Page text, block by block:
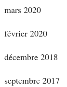
mars 2020
février 2020
décembre 2018
septembre 2017